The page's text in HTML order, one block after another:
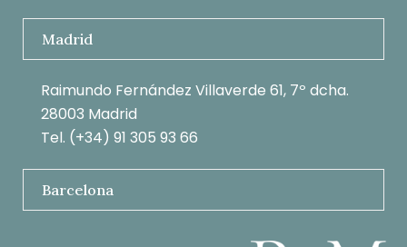
Madrid
Raimundo Fernández Villaverde 61, 7º dcha.
28003 Madrid
Tel. (+34) 91 305 93 66
Barcelona